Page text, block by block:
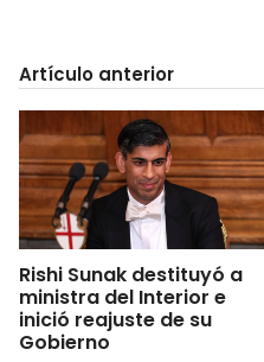
Artículo anterior
Rishi Sunak destituyó a
ministra del Interior e
inició reajuste de su
Gobierno